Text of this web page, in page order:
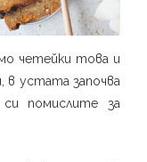
четейки това и
в устата започва
помислите за